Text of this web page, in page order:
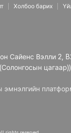
Холбоо барих
Сайенс Вэлли 2,
цагаар))
эмнэлгийн